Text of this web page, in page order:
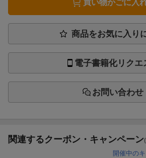
買い物かごに入
商品をお気に入り
電子書籍化リクエ
お問い合わせ
関連するクーポン・キャンペーン
開催中の